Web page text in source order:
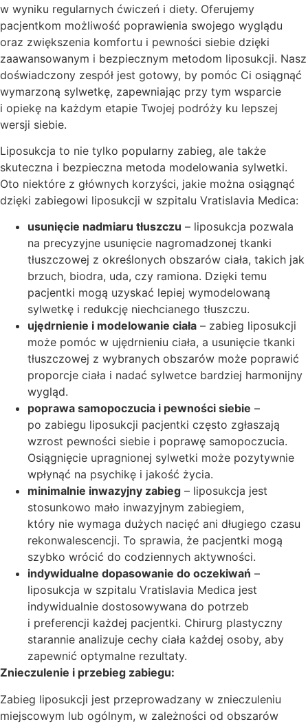
w wyniku regularnych ćwiczeń i diety. Oferujemy
pacjentkom możliwość poprawienia swojego wyglądu
oraz zwiększenia komfortu i pewności siebie dzięki
zaawansowanym i bezpiecznym metodom liposukcji. Nasz
doświadczony zespół jest gotowy, by pomóc Ci osiągnąć
wymarzoną sylwetkę, zapewniając przy tym wsparcie
i opiekę na każdym etapie Twojej podróży ku lepszej
wersji siebie.
Liposukcja to nie tylko popularny zabieg, ale także
skuteczna i bezpieczna metoda modelowania sylwetki.
Oto niektóre z głównych korzyści, jakie można osiągnąć
dzięki zabiegowi liposukcji w szpitalu Vratislavia Medica:
usunięcie nadmiaru tłuszczu – liposukcja pozwala
na precyzyjne usunięcie nagromadzonej tkanki
tłuszczowej z określonych obszarów ciała, takich jak
brzuch, biodra, uda, czy ramiona. Dzięki temu
pacjentki mogą uzyskać lepiej wymodelowaną
sylwetkę i redukcję niechcianego tłuszczu.
ujędrnienie i modelowanie ciała – zabieg liposukcji
może pomóc w ujędrnieniu ciała, a usunięcie tkanki
tłuszczowej z wybranych obszarów może poprawić
proporcje ciała i nadać sylwetce bardziej harmonijny
wygląd.
poprawa samopoczucia i pewności siebie –
po zabiegu liposukcji pacjentki często zgłaszają
wzrost pewności siebie i poprawę samopoczucia.
Osiągnięcie upragnionej sylwetki może pozytywnie
wpłynąć na psychikę i jakość życia.
minimalnie inwazyjny zabieg – liposukcja jest
stosunkowo mało inwazyjnym zabiegiem,
który nie wymaga dużych nacięć ani długiego czasu
rekonwalescencji. To sprawia, że pacjentki mogą
szybko wrócić do codziennych aktywności.
indywidualne dopasowanie do oczekiwań –
liposukcja w szpitalu Vratislavia Medica jest
indywidualnie dostosowywana do potrzeb
i preferencji każdej pacjentki. Chirurg plastyczny
starannie analizuje cechy ciała każdej osoby, aby
zapewnić optymalne rezultaty.
Znieczulenie i przebieg zabiegu:
Zabieg liposukcji jest przeprowadzany w znieczuleniu
miejscowym lub ogólnym, w zależności od obszarów